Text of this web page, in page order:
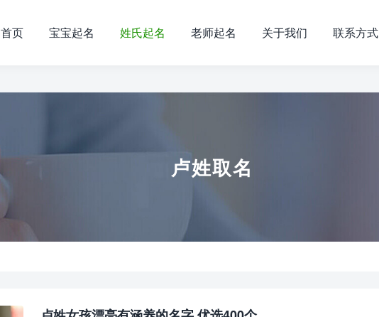
首页 宝宝起名 姓氏起名 老师起名 关于我们 联系方式
卢姓取名